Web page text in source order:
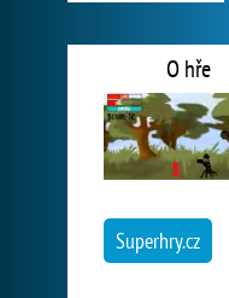
O hře
Superhry.cz